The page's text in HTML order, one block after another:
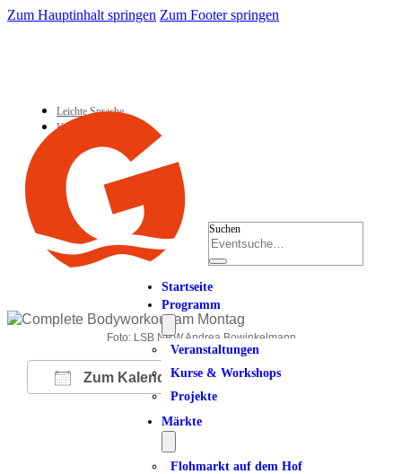
Zum Hauptinhalt springen Zum Footer springen
Leichte Sprache
Kontakt
Suchen
Startseite
Programm
Veranstaltungen
Kurse & Workshops
Projekte
Märkte
Flohmarkt auf dem Hof
Foto: LSB NRW Andrea Bowinkelmann
Zum Kalender hinzufügen
ICS herunterladen
Google Kalender
iCalendarOffice 365